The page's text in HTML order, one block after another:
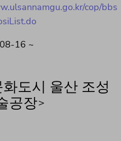
cop/bbs
16 ~
도시 울산 조성
공장>